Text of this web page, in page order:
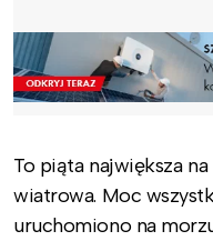
To piąta największa
wiatrowa. Moc
uruchomiono na